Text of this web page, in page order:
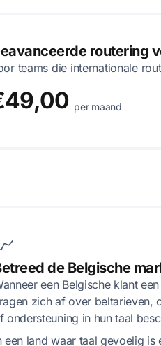
routering
teams die internationale
per maand
de Belgische
een Belgische klant
zich af over beltarieven,
ondersteuning in hun taal
een land waar taal gevoelig